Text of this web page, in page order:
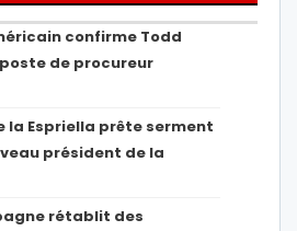
confirme Todd
de procureur
la Espriella prête serment
président de la
rétablit des